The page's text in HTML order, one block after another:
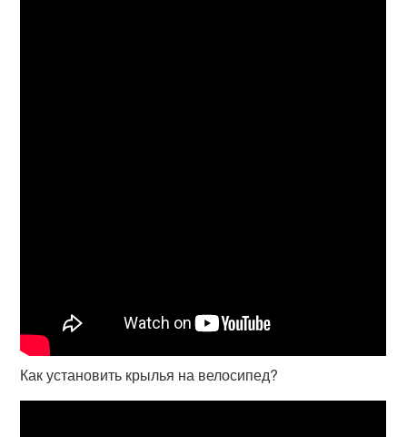
Как установить крылья на велосипед?